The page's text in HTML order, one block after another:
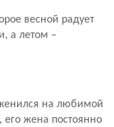
весной радует
а летом –
женился на любимой
жена постоянно